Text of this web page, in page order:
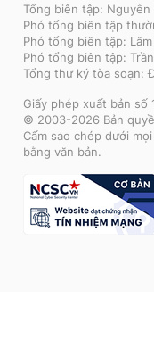
Tổng biên tập: Nguyễn
Phó tổng biên tập
Phó tổng biên tập:
Phó tổng biên tập:
Tổng thư ký tòa soạn:
Giấy phép xuất bản số
© 2003-2026 Bản
Cấm sao chép dưới
bằng văn bản.